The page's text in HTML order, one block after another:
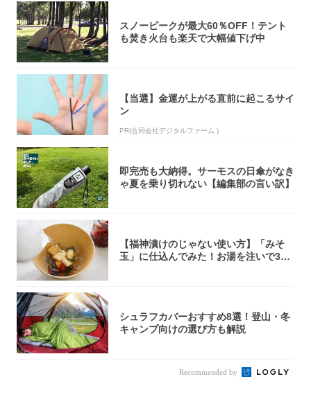
スノーピークが最大60％OFF！テント
も焚き火台も楽天で大幅値下げ中
【当選】金運が上がる直前に起こるサイ
ン
PR(合同会社デジタルファーム )
即完売も大納得。サーモスの日傘がなき
ゃ夏を乗り切れない【編集部の言い訳】
【福神漬けのじゃない使い方】「みそ
玉」に仕込んでみた！お湯を注いで30
シュラフカバーおすすめ8選！登山・冬
キャンプ向けの選び方も解説
Recommended by